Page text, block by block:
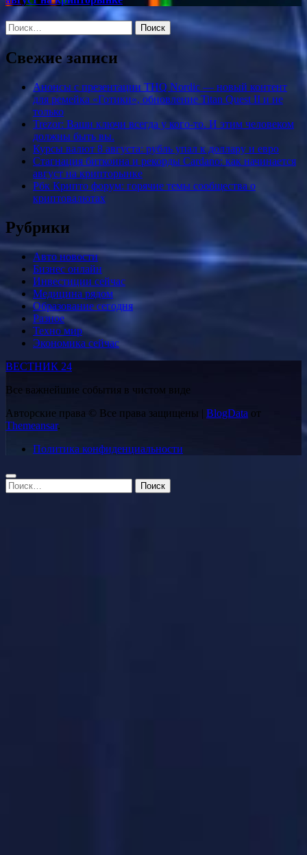
Найти:
Свежие записи
Анонсы с презентации THQ Nordic — новый контент
для ремейка «Готики», обновление Titan Quest II и не
только
Trezor: Ваши ключи всегда у кого-то. И этим человеком
должны быть вы.
Курсы валют 8 августа: рубль упал к доллару и евро
Стагнация биткоина и рекорды Cardano: как начинается
август на крипторынке
Рбк Крипто форум: горячие темы сообщества о
криптовалютах
Рубрики
Авто новости
Бизнес онлайн
Инвестиции сейчас
Медицина рядом
Образование сегодня
Разное
Техно мир
Экономика сейчас
ВЕСТНИК 24
Все важнейшие события в чистом виде
Авторские права © Все права защищены | BlogData от
Themeansar.
Политика конфиденциальности
Найти: